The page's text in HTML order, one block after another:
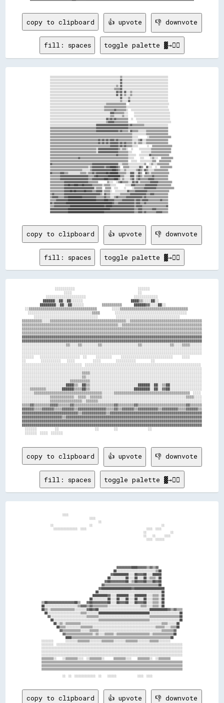
copy to clipboard 👍 upvote 👎 downvote
fill: spaces toggle palette ▓→✊🏽
░░░░░░░░░░░░░░░░░░░░░░░░░░░░░░░░░░░░░░░░░░░░░░░░░░░░░░░░░░░░░░░░░░░░░░▒▒░░░░░░░░░░░░░░░░░░░░░░░░░░░░░░░░░░░░░░░░░░░░░░
░░░░░░░░░░░░░░░░░░░░░░░░░░░░░░░░░░░░░░░░░░░░░░░░░░░░░░░░░░░░░░░░░░░░░░▓▓░░░░░░░░░░░░░░░░░░░░░░░░░░░░░░░░░░░░░░░░░░░░░░
░░░░░░░░░░░░░░░░░░░░░░░░░░░░░░░░░░░░░░░░░░░░░░░░░░░░░░░░░░░░░░░░░░░░░░▓▓░░░░░░░░░░░░░░░░░░░░░░░░░░░░░░░░░░░░░░░░░░░░░░
░░░░░░░░░░░░░░░░░░░░░░░░░░░░░░░░░░░░░░░░░░░░░░░░░░░░░░░░░░░░░░░░░░▒▒░░▓▓░░░░░░░░░░░░░░░░░░░░░░░░░░░░░░░░░░░░░░░░░░░░░░
░░░░░░░░░░░░░░░░░░░░░░░░░░░░░░░░░░░░░░░░░░░░░░░░░░░░░░░░░░░░░░░░▒▒▒▒▒▒▓▓░░░░░░░░░░░░░░░░░░░░░░░░░░░░░░░░░░░░░░░░░░░░░░
░░░░░░░░░░░░░░░░░░░░░░░░░░░░░░░░░░░░░░░░░░░░░░░░░░░░░░░░░░░░░░░░░░▓▓▒▒▓▓░░▓▓░░░░▒▒░░░░░░░░░░░░░░░░░░░░░░░░░░░░░░░░░░░░
░░░░░░░░░░░░░░░░░░░░░░░░░░░░░░░░░░░░░░░░░░░░░░░░░░░░░░░░░░░░░░░░░░▓▓░░▓▓░░▒▒░░░░▒▒░░░░░░░░░░░░░░░░░░░░░░░░░░░░░░░░░░░░
░░░░░░░░░░░░░░░░░░░░░░░░░░░░░░░░░░░░░░░░░░░░░░░░░░░░░░░░░░░░░░░░░░░░░░▓▓░░░░░░▒▒░░░░░░░░░░░░░░░░░░░░░░░░░░░░░░░░░░░░░░
░░░░░░░░░░░░░░░░░░░░░░░░░░░░░░░░░░░░░░░░░░░░░░░░░░░░░░░░░░░░░░░░░░░░░░▒▒░░░░░░▓▓░░░░░░░░░░░░░░░░░░░░░░░░░░░░░░░░░░░░░░
░░░░░░░░░░░░░░░░░░░░░░░░░░░░░░░░░░░░░░░░░░░░░░░░░░░░░░░░▒▒▒▒▒▒▒▒▒▒▒▒▒▒▒▒▒▒▒▒  ░░░░░░░░░░░░░░░░░░░░░░░░░░░░░░░░░░░░░░░░
░░░░░░░░░░░░░░░░░░░░░░░░░░░░░░░░░░░░░░░░░░░░░░░░░░░░░░▒▒▒▒▒▒▒▒▒▒▒▒▒▒▒▒▒▒▒▒▒▒░░░░░░░░░░░░░░░░░░░░░░░░░░░░░░░░░░░░░░░░░░
░░░░░░░░░░░░░░░░░░░░░░░░░░░░░░░░░░░░░░░░░░░░░░░░░░░░░░▒▒▒▒▒▒▒▒▒▒▓▓▒▒▒▒▒▒▒▒▒▒░░  ░░░░░░░░░░░░░░░░░░░░░░░░░░░░░░░░░░░░░░
░░░░░░░░░░░░░░░░░░░░░░░░░░░░░░░░░░░░░░░░░░░░░░░░░░░░░░░░░░░░▓▓▓▓▒▒▒▒▒▒▒▒▒▒░░░░    ░░░░░░░░░░░░░░░░░░░░░░░░░░░░░░░░░░░░
░░░░░░░░░░░░░░░░░░░░░░░░░░░░░░░░░░░░░░░░░░░░░░░░░░░░░░░░░░░░▒▒▒▒░░░░░░░░▒▒░░░░    ░░░░░░░░░░░░░░░░░░░░░░░░░░░░░░░░░░░░
░░░░░░░░░░░░░░░░░░░░░░░░░░░░░░░░░░░░░░░░░░░░░░░░░░░░░░░░▓▓▒▒▓▓▒▒▓▓▒▒▒▒▒▒▒▒▒▒▒▒  ░░  ░░░░░░░░░░░░░░░░░░░░░░░░░░░░░░░░░░
░░░░░░░░░░░░░░░░░░░░░░░░░░░░░░░░░░░░░░░░░░░░░░░░░░░░░░░░▒▒▓▓▓▓▓▓▒▒▒▒▒▒▒▒▒▒▒▒▒▒      ░░░░░░░░░░░░░░░░░░░░░░░░░░░░░░░░░░
░░░░░░░░░░░░░░░░░░░░░░░░░░░░░░░░░░░░░░░░░░░░░░▓▓▓▓▓▓▓▓▓▓▓▓▓▓▓▓▓▓▓▓▓▓▓▓▓▓▓▓▓▓▓▓▒▒▓▓▒▒▒▒▒▒▒▒▒▒▒▒░░░░░░░░░░░░░░░░░░░░░░░░
▒▒▒▒▒▒▒▒▒▒▒▒▒▒▒▒▒▒▒▒▒▒▒▒▒▒▒▒▒▒▒▒▒▒▒▒▒▒▒▒▒▒▒▒▒▒▓▓▓▓▓▓▓▓▓▓▓▓▓▓▓▓▓▓▓▓▓▓▓▓▓▓▓▓▓▓▓▓▒▒▒▒▒▒▒▒▒▒▒▒▒▒▒▒▒▒▒▒▒▒▒▒▒▒▒▒▒▒▒▒▒▒▒▒▒▒▒▒
▒▒▒▒▒▒▒▒▒▒▒▒▒▒▒▒▒▒▒▒▒▒▒▒▒▒▒▒▒▒▒▒▒▒▒▒▒▒▒▒▒▒▒▒▒▒▓▓▓▓▓▓▓▓▓▓▓▓▓▓▓▓▓▓▓▓▓▓▒▒▓▓▒▒▒▒▒▒░░▓▓▒▒▒▒▒▒░░░░░░░░▒▒▒▒▒▒▒▒▒▒▒▒▒▒▒▒▒▒▒▒▒▒
▒▒▒▒▒▒▒▒▒▒▒▒▒▒▒▒▒▒▒▒▒▒▒▒▒▒▒▒▒▒▒▒▒▒▒▒▒▒▒▒▒▒▒▒▒▒▒▒▒▒▒▒▒▒▒▒▒▒▒▒▒▒▒▒▒▒▒▒▒▒▒▒▒▒▒▒▒▒▒▒▒▒░░░░░░░░░░░░░░▒▒▒▒▒▒▒▒▒▒▒▒▒▒▒▒▒▒▒▒▒▒
▒▒▒▒▒▒▒▒▒▒▒▒▒▒▒▒▒▒▒▒▒▒▒▒▒▒▒▒▒▒▒▒▒▒▒▒▒▒▒▒▒▒▒▒▒▒▒▒▒▒▒▒▒▒▒▒▒▒▒▒▒▒▒▒▒▒▒▒▒▒▒▒▒▒▒▒▒▒▒▒▒▒░░░░░░      ░░▒▒▒▒▒▒▒▒▒▒▒▒▒▒▒▒▒▒▒▒▒▒
▒▒▒▒▒▒▒▒▒▒▒▒▒▒▒▒▒▒▒▒▒▒▒▒▒▒▒▒▒▒▒▒▒▒▒▒▒▒▒▒▒▒▒▒▒▒▒▒▓▓▒▒▓▓▒▒▓▓▒▒▓▓▓▓▒▒▓▓▒▒▒▒▒▒▒▒▒▒▒▒▒▒░░░░░░▒▒▓▓░░░░▒▒▒▒▒▒▒▒▒▒▒▒▒▒▒▒▒▒▒▒▒▒
▒▒▒▒▒▒▒▒▒▒▒▒▒▒▒▒▒▒▒▒▒▒▒▒▒▒▒▒▒▒▒▒▒▒▒▒▒▒▒▒▒▒▒▒▒▒▒▒▓▓▒▒▓▓▒▒▓▓▒▒▓▓▓▓▓▓▓▓▒▒▓▓▒▒▓▓▒▒▒▒▒▒░░▒▒░░▒▒▒▒░░░░▒▒▒▒▒▒▒▒▒▒▒▒▒▒▒▒▒▒▒▒▒▒
▒▒▒▒▒▒▒▒▒▒▒▒▒▒▒▒▒▒▒▒▒▒▒▒▒▒▒▒▒▒▒▒▒▒▒▒▒▒▒▒▒▒▒▒▒▒▒▒▒▒▒▒▒▒▒▒▒▒▒▒▓▓▓▓▓▓▓▓▒▒▓▓▒▒▓▓▒▒▒▒▒▒░░░░░░      ░░  ▒▒▒▒▒▒▒▒▒▒▒▒▒▒▒▒▒▒▒▒
▒▒▒▒▒▒▒▒▒▒▒▒▒▒▒▒▒▒▒▒▒▒▒▒▒▒▒▒▒▒▒▒▒▒▒▒▒▒▒▒▒▒▒▒▒▒░░▓▓▓▓▓▓▓▓▓▓▓▓▓▓▓▓▓▓▓▓▒▒░░▒▒▒▒░░  ░░    ░░░░░░░░░░░░▒▒▒▒▒▒▒▒▒▒▒▒▒▒▒▒▒▒▒▒
▒▒▒▒▒▒▒▒▒▒▒▒▒▒▒▒▒▒▒▒▒▒▒▒▒▒▒▒▒▒▒▒▒▒▒▒▒▒▒▒▒▒▒▒▒▒░░▓▓▓▓▓▓▓▓▓▓▓▓▓▓▓▓▓▓▓▓▒▒▒▒▒▒▒▒▒▒░░░░      ░░░░░░░░░░▒▒▒▒▒▒▒▒▒▒▒▒▒▒▒▒▒▒▒▒
▒▒▒▒▒▒▒▒▒▒▒▒▒▒▒▒▒▒▒▒▒▒▒▒▒▒▒▒▒▒▒▒▒▒▒▒▒▒▒▒▒▒▒▒▒▒▒▒▒▒▒▒▒▒▒▒▒▒▒▒▒▒▒▒▒▒▓▓▒▒▒▒▒▒▒▒▒▒░░░░░░░░  ░░░░░░░░░░▓▓▒▒▒▒▒▒▒▒▒▒▒▒▒▒▒▒▒▒
▒▒▒▒▒▒▒▒▒▒▒▒▒▒▒▒▒▒▒▒▒▒▒▒▒▒▒▒▓▓▒▒▒▒▒▒▒▒▒▒▒▒▒▒▒▒▒▒▒▒▒▒▒▒▒▒▒▒▒▒▒▒▒▒▒▒▒▒▒▒▒▒▒▒▒▒▒▒░░░░░░    ░░░░    ░░▒▒░░░░  ▒▒▒▒▒▒▒▒▒▒▒▒
▒▒▒▒▒▒▒▒▒▒▒▒▒▒▒▒▒▒▒▒▒▒▒▒▒▒▒▒▒▒▒▒▒▒▒▒▒▒▒▒▒▒▒▒▒▒▒▒▒▒▒▒▒▒▒▒▒▒▒▒▒▒▒▒▒▒▒▒▒▒▒▒▒▒▒▒▒▒  ░░░░░░  ░░░░░░░░░░░░▒▒▒▒  ▒▒▒▒▒▒▒▒▒▒▒▒
▓▓▒▒▒▒▒▒▒▒▒▒▒▒▒▒▒▒▒▒▒▒▒▒▒▒▒▒▒▒▒▒▒▒▒▒▒▒▒▒▒▒▓▓▓▓▓▓▓▓▓▓▓▓▓▓▓▓▓▓▓▓▓▓▓▓▓▓░░░░▒▒▒▒▒▒░░░░░░░░░░░░░░░░▒▒  ░░▒▒░░░░▒▒▒▒▒▒▒▒▒▒▒▒
▒▒▒▒▒▒▒▒▒▒▒▒▒▒▒▒▒▒▒▒▒▒▒▒▒▒▒▒▒▒▒▒▒▒▒▒▒▒░░▒▒▓▓▓▓▓▓▓▓▓▓▓▓▒▒▓▓▓▓██████▓▓▒▒  ▒▒▒▒▒▒░░░░░░░░░░▓▓▒▒  ▓▓░░░░  ░░  ▒▒▒▒▒▒▒▒▒▒▒▒
▒▒▒▒▒▒▒▒▒▒▒▒▒▒▒▒▒▒▒▒▒▒▒▒▒▒▒▒▒▒▒▒░░░░░░░░▒▒▓▓▓▓▓▓▓▓▓▓▓▓▓▓▓▓▓▓▓▓████▓▓▒▒░░░░▒▒░░░░░░░░░░▒▒▓▓▒▒░░▓▓▒▒░░░░░░▒▒▒▒▒▒▒▒▒▒▒▒▒▒
▓▓▒▒▒▒▒▒▒▒▓▓▓▓▒▒▒▒░░░░░░░░░░░░▒▒▒▒▒▒░░▒▒▒▒▓▓▒▒▓▓▓▓▓▓▓▓▓▓██▓▓████████▒▒▒▒▒▒▒▒░░░░▓▓▓▓░░░░▓▓▒▒  ▓▓▒▒░░▒▒▒▒▒▒▒▒▒▒▒▒▒▒▒▒▒▒
▒▒▒▒▒▒▒▒▒▒▓▓▓▓▓▓▓▓▓▓▓▓▓▓▓▓▓▓▓▓▓▓▓▓▓▓▓▓▒▒▒▒▒▒▓▓██▓▓▓▓▓▓▓▓▓▓████████████▒▒▒▒░░░░░░▓▓▓▓░░▒▒▓▓▒▒░░▒▒▒▒▒▒▒▒▓▓▒▒▒▒▒▒▒▒▒▒▒▒▒▒
▒▒▒▒▒▒▒▒▒▒▓▓▓▓▓▓▓▓▓▓▓▓▓▓▓▓▓▓▓▓▓▓▓▓▓▓▓▓▒▒▒▒▓▓▓▓▓▓▓▓▓▓▓▓████▓▓▓▓▓▓████▒▒░░▒▒░░░░░░▒▒▓▓░░▒▒▓▓▒▒▒▒▒▒▒▒▓▓▓▓▓▓▒▒▒▒▒▒▒▒▒▒▒▒▒▒
▒▒▒▒▒▒▒▒▒▒▒▒▒▒▓▓▓▓▓▓▓▓▓▓▓▓▓▓▓▓▓▓▓▓▓▓▓▓▒▒▒▒▒▒▒▒▒▒      ▒▒░░░░  ░░▒▒▓▓▒▒▒▒▒▒░░░░▓▓▒▒▓▓░░▒▒▒▒▒▒▒▒▒▒▓▓▓▓▓▓▓▓▒▒▒▒▒▒▒▒▒▒▒▒▒▒
▒▒▒▒▒▒▒▒▒▒▒▒▒▒▓▓▓▓██▓▓▓▓████▓▓▓▓██▓▓▓▓▓▓▓▓▒▒▒▒▒▒▒▒▒▒░░▒▒▒▒▒▒░░░░░░      ░░░░░░▓▓▓▓▒▒▒▒▒▒▒▒▒▒▓▓▓▓▓▓▓▓▓▓▓▓▒▒▒▒▒▒▒▒▒▒▒▒▒▒
▒▒▒▒▒▒▒▒▒▒▒▒▒▒▓▓▓▓▓▓▓▓▓▓▓▓▓▓▓▓▓▓▓▓▓▓▓▓▓▓▓▓▓▓░░▒▒▒▒▒▒  ▒▒▒▒▒▒  ░░░░    ░░    ░░▒▒▒▒▒▒▒▒▒▒▓▓▓▓▓▓▓▓▓▓▓▓▒▒▒▒▒▒▒▒▒▒▒▒▒▒▒▒▒▒
▒▒▒▒▒▒▒▒▒▒▒▒▒▒▓▓▓▓▓▓██▓▓██▓▓▓▓▓▓▓▓██▓▓▓▓▓▓▒▒▒▒▓▓▓▓▓▓░░▒▒▒▒▒▒░░  ░░░░░░░░░░░░▓▓▒▒▒▒▒▒▓▓▓▓▓▓▓▓▓▓▓▓▒▒▒▒▒▒▒▒▒▒▒▒▒▒▒▒▒▒▒▒▒▒
▒▒▓▓▒▒▒▒▒▒▒▒▒▒▓▓▓▓▓▓▓▓▓▓▓▓▓▓▓▓▓▓▓▓▓▓▓▓▓▓▓▓▓▓▓▓▓▓▓▓▒▒░░▓▓▒▒▒▒░░░░░░░░░░▒▒▒▒▒▒▒▒▒▒▓▓▓▓▓▓▓▓▓▓▓▓▓▓▓▓▒▒▒▒▓▓▓▓▒▒▒▒▒▒▒▒▒▒▒▒▒▒
▒▒▓▓▓▓▓▓▒▒▒▒▒▒▓▓▓▓██████████████▓▓▓▓▓▓▓▓▓▓▓▓▓▓▒▒▒▒▒▒▒▒▓▓▒▒▒▒░░░░▒▒▓▓▒▒▒▒▒▒▒▒▓▓▓▓▓▓▓▓▓▓▓▓▓▓▓▓▒▒▓▓▒▒▒▒▒▒▒▒▒▒▒▒▒▒▒▒▒▒▒▒▒▒
▒▒▒▒▒▒▓▓▓▓▓▓▓▓▓▓▓▓████████████████████████████▓▓▓▓▓▓▓▓████▓▓▓▓▓▓▒▒▒▒▒▒▒▒▓▓▓▓▓▓▓▓▓▓▓▓▒▒▓▓▓▓▒▒▓▓▓▓▓▓▒▒▒▒▒▒▒▒▒▒▒▒▓▓▒▒▒▒▒▒
▓▓▒▒▓▓▓▓▓▓▓▓▓▓▓▓██████████████████████████████████████████████▓▓▒▒▒▒▓▓▓▓▓▓▓▓▓▓▓▓▓▓▓▓▒▒▓▓▓▓▒▒▒▒▓▓▒▒▒▒▒▒▒▒▒▒▒▒▒▒▒▒▒▒▒▒▒▒
▒▒▒▒▓▓▓▓▓▓▓▓▓▓▓▓▓▓▓▓██████████████████████████████████▓▓██████▓▓▓▓▓▓▓▓▓▓▓▓▓▓▓▓▓▓▓▓▓▓▒▒▓▓▓▓▓▓▒▒▒▒▒▒▒▒▒▒▒▒▒▒▒▒▒▒▒▒▒▒▒▒▓▓
▓▓▓▓▓▓▓▓▓▓▓▓▓▓▓▓▓▓██████████████████████████████████████████▓▓▓▓▓▓▓▓▓▓▓▓▓▓▓▓▓▓▓▓▓▓▓▓▒▒▒▒▓▓▓▓▒▒▒▒▒▒▒▒▒▒▓▓▓▓▒▒▒▒▒▒▒▒▒▒▒▒
copy to clipboard 👍 upvote 👎 downvote
fill: spaces toggle palette ▓→✊🏽
                      ░░░░░░░░░░                                          ░░░░░░
                            ░░░░                                            ░░
                ░░░░░░░░░░░░░░░░░░░░                                ░░░░░░░░░░░░
              ██████░░██░░██░░░░░░                                ████▒▒░░░░██░░
            ████████░░██░░██░░░░░░            ▒▒▒▒▒▒▒▒▒▒        ██████▓▓░░░░██░░
  ░░▒▒▒▒▒▒▒▒▒▒▒▒▒▒▒▒▒▒▒▒▒▒▒▒▒▒▒▒▒▒▒▒▒▒          ░░░░▒▒▒▒▒▒▒▒▒▒▒▒▒▒▒▒▒▒▒▒▒▒▒▒▒▒▒▒▒▒▒▒▒▒
    ░░░░░░░░░░░░░░░░░░░░░░░░░░░░░░░░▒▒▒▒          ░░░░░░░░░░░░░░░░░░░░░░░░░░░░░░░░░░░░
        ░░░░░░░░░░░░░░░░░░░░░░░░░░░░░░░░            ░░░░░░░░░░░░░░░░░░░░░░░░░░░░░░░░
▒▒▒▒▒▒▒▒▒▒░░░░▒▒▒▒▒▒▒▒▒▒▒▒▒▒▒▒▒▒▒▒▒▒▒▒▒▒▒▒▒▒▒▒▒▒▒▒▒▒░░▒▒▒▒▒▒▒▒▒▒▒▒▒▒▒▒▒▒▒▒▒▒▒▒▒▒▒▒▒▒▒▒▒▒▒▒
▒▒▒▒▒▒▒▒▒▒▒▒▒▒▒▒▒▒▒▒▒▒▒▒▒▒▒▒▒▒▒▒▒▒▒▒▒▒▒▒▒▒▒▒▒▒▒▒░░▒▒▒▒▒▒▒▒▒▒▒▒▒▒▒▒▒▒▒▒▒▒▒▒▒▒▒▒▒▒▒▒▒▒▒▒▒▒▒▒
▒▒▒▒▒▒▒▒▒▒▒▒▒▒▒▒▒▒▒▒▒▒▒▒▒▒▒▒▒▒▒▒▒▒▒▒▒▒▒▒▒▒▒▒▒▒▒▒▒▒▒▒▒▒▒▒▒▒▒▒▒▒▒▒▒▒▒▒▒▒▒▒▒▒▒▒▒▒▒▒▒▒▒▒▒▒▒▒▒▒
▒▒▒▒▒▒▒▒▒▒▒▒▒▒▒▒▒▒▒▒▒▒▒▒▒▒▒▒▒▒▒▒▒▒▒▒▒▒▒▒▒▒▒▒▒▒▒▒▒▒▒▒▒▒▒▒▒▒▒▒▒▒▒▒▒▒▒▒▒▒▒▒▒▒▒▒▒▒▒▒▒▒▒▒▒▒▒▒▒▒
▓▓▓▓▓▓▓▓▓▓▓▓▓▓▓▓▓▓▓▓▓▓▓▓▓▓▓▓▓▓▓▓▓▓▓▓▓▓▓▓▓▓▓▓▓▓▓▓▓▓▓▓▓▓▓▓▓▓▓▓▓▓▓▓▓▓▓▓▓▓▓▓▓▓▓▓▓▓▓▓▓▓▓▓▓▓▓▓▓▓
▓▓▓▓▓▓▓▓▓▓▓▓▓▓▓▓▓▓▓▓▓▓▓▓▓▓▓▓▓▓▓▓▓▓▓▓▓▓▓▓▓▓▓▓▓▓▓▓▓▓▓▓▓▓▓▓▓▓▓▓▓▓▓▓▓▓▓▓▓▓▓▓▓▓▓▓▓▓▓▓▓▓▓▓▓▓▓▓▓▓
░░░░░░░░░░░░░░░░░░░░░░▒▒░░░░▒▒░░░░░░░░▒▒░░░░░░░░░░░░░░░░░░▒▒░░░░░░░░░░░░░░▒▒░░░░▒▒▒▒░░░░░░
░░░░░░░░░░░░░░░░░░░░░░░░░░░░░░░░░░░░░░░░░░░░░░░░░░░░░░░░░░░░░░░░░░░░░░░░░░░░░░░░░░░░░░░░░░
░░░░░░░░░░░░░░░░░░░░░░░░░░░░░░░░░░░░░░░░░░░░░░░░░░░░░░░░░░░░░░░░░░░░░░░░░░░░░░░░░░░░░░░░░░
░░░░░░    ░░░░░░░░░░░░░░░░░░░░  ░░      ░░░░░░░░      ░░░░░░░░░░░░░░░░░░░░░░░░░░      ░░░░
░░          ░░░░░░░░░░    ░░░░            ░░░░          ░░░░░░░░░░          ░░
░░░░░░░░░░░░░░░░░░░░░░░░░░░░░░  ░░░░░░░░░░░░░░░░░░░░░░░░░░░░░░░░░░░░░░░░░░░░░░░░░░░░░░░░░░
░░░░░░░░░░░░░░░░░░░░░░░░░░░░░░░░░░░░░░░░░░░░░░░░░░░░░░░░░░░░░░░░░░░░░░░░░░░░░░░░░░░░░░░░░░
░░░░░░░░░░░░░░░░░░░░░░░░░░░░░░▒▒▒▒░░░░░░░░░░░░░░░░░░░░░░░░░░░░░░░░░░░░░░░░░░░░░░░░░░░░░░░░
░░░░░░░░░░░░░░░░░░░░░░░░░░░░░░▒▒░░░░░░░░░░░░░░░░░░░░░░░░░░░░░░░░░░░░░░░░░░░░░░░░░░░░░░░░░░
░░░░░░░░░░░░░░░░░░░░░░░░▒▒▒▒▒▒▒▒▒▒░░░░░░░░░░░░░░░░░░░░░░░░░░░░░░░░░░░░░░░░░░░░░░░░░░░░░░░░
░░░░░░░░░░░░░░░░░░░░░░████▒▒░░██▒▒░░░░░░░░░░░░░░░░░░░░░░░░██████░░██░░▒▒██░░░░░░░░░░░░░░░░
░░░░▒▒▒▒▒▒▒▒░░░░░░░░██████▒▒▒▒██▒▒░░░░░░░░░░░░░░░░░░░░░░████████░░██░░▓▓██░░░░░░░░░░░░░░░░
░░░░░░▒▒▒▒▒▒▒▒▒▒▒▒▒▒▒▒▒▒▒▒▒▒▒▒▒▒▒▒▒▒▒▒▒▒░░░░░░▒▒▒▒▒▒▒▒▒▒▒▒▒▒▒▒▒▒▒▒▒▒▒▒▒▒▒▒▒▒▒▒▒▒▒▒▒▒  ░░░░
░░░░░░░░░░░░░░▒▒▒▒▒▒▒▒▒▒▒▒░░▒▒▒▒░░▒▒▒▒▒▒░░░░░░░░░░░░░░░░░░░░░░░░░░░░░░░░░░░░░░░░░░▒▒▒▒░░░░
░░░░░░░░░░░░░░▒▒▒▒▒▒▒▒▒▒▒▒▒▒▒▒░░▒▒▒▒▒▒░░░░░░░░░░░░░░░░░░░░░░░░░░░░░░░░░░░░░░░░░░░░░░░░░░░░
▒▒▒▒▓▓▒▒▒▒▒▒▒▒▓▓▓▓▒▒▒▒▒▒▓▓▒▒▒▒▒▒▒▒▒▒▒▒▒▒▒▒▒▒▒▒▓▓▒▒▒▒▒▒▒▒▓▓▒▒▒▒▒▒▒▒▒▒▒▒▒▒▒▒▒▒▒▒▒▒▒▒▓▓▒▒▒▒▒▒
▓▓▓▓▓▓▒▒▒▒▓▓▓▓▓▓▒▒▒▒▓▓▓▓▓▓▒▒▓▓▓▓▓▓▓▓▓▓▓▓▓▓▒▒▒▒▓▓▒▒▓▓▓▓▓▓▒▒▓▓▓▓▓▓▓▓▓▓▒▒▓▓▓▓▓▓▓▓▒▒▒▒▓▓▓▓▓▓▒▒
▓▓▓▓▓▓▓▓▓▓▓▓▓▓▓▓▓▓▓▓▓▓▓▓▓▓▓▓▒▒▓▓▓▓▓▓▓▓▓▓▓▓▒▒▓▓▓▓▓▓▓▓▓▓▓▓▓▓▓▓▓▓▓▓▓▓▓▓▓▓▓▓▓▓▓▓▓▓▓▓▓▓▓▓▓▓▓▓▓▓
▓▓▓▓▓▓▓▓▓▓▓▓▓▓▓▓▓▓▓▓▒▒▓▓▓▓▓▓▓▓▓▓▓▓▓▓▓▓▓▓▓▓▓▓▓▓▓▓▓▓▓▓▓▓▓▓▓▓▓▓▓▓▓▓▓▓▓▓▓▓▓▓▓▓▓▓▓▓▓▓▓▓▓▓▓▓▓▓▓▓
▓▓▓▓▓▓▓▓▓▓▓▓▓▓▓▓▓▓▓▓▓▓▓▓▓▓▓▓▓▓▓▓▓▓▓▓▓▓▓▓▓▓▓▓▓▓▓▓▓▓▓▓▓▓▓▓▓▓▓▓▓▓▓▓▓▓▓▓▓▓▓▓▓▓▓▓▓▓▓▓▓▓▓▓▓▓▓▓▓▓
▓▓▓▓▓▓▓▓▓▓▓▓▓▓▓▓▓▓▓▓▓▓▓▓▓▓▓▓▓▓▓▓▓▓▓▓▓▓▓▓▓▓▓▓▓▓▓▓▓▓▓▓▓▓▓▓▓▓▓▓▓▓▓▓▓▓▓▓▓▓▓▓▓▓▓▓▓▓▓▓▓▓▓▓▓▓▓▓▓▓
  ░░░░░░            ░░                        ░░          ░░                    ░░
copy to clipboard 👍 upvote 👎 downvote
fill: spaces toggle palette ▓→✊🏽
              ░░░░
                                ░░░░
                                      ░░
      ░░                        ░░                                              ░░
        ░░░░░░░░░░░░░░░░  ░░░░                                        ░░░░  ░░░░
                                                                    ░░                ░░
                                                                    ░░    ░░      ░░░░
                                                                      ░░░░  ░░░░░░
                                                  ▓▓▓▓▓▓▓▓▓▓████▓▓▓▓▓▓▒▒▓▓▒▒▓▓
                                                ██░░░░░░░░░░░░░░░░░░░░░░░░░░▒▒██
                                              ▓▓██████████░░░░██▓▓▓▓██░░░░██████
                                            ██░░░░░░░░░░██░░░░██░░░░██░░▒▒▒▒░░██
                                          ▓▓██▓▓▓▓▓▓▓▓▓▓██░░▒▒██▓▓▓▓██▒▒▒▒██▓▓██
                                        ▓▓▒▒▒▒▒▒▒▒▒▒▒▒▒▒▒▒▒▒▒▒▒▒▒▒▒▒▒▒▒▒▒▒▒▒▒▒██
                                      ▓▓████████████████████▓▓████████████████████
                                    ██░░░░░░░░░░░░░░░░░░░░░░░░░░░░░░░░░░░░░░░░░░██
                                  ██████████▓▓░░░░████████░░░░████████░░░░▒▒▒▒░░██
                                ██░░░░░░░░░░██░░░░██░░░░██░░░░██░░░░██░░░░▒▒▒▒░░██
▒▒██▓▓▓▓▓▓▓▓▓▓▓▓▓▓▓▓▓▓██▒▒    ▓▓██▓▓▓▓▓▓▓▓▓▓██░░░░██▓▓▓▓██░░░░██▓▓▓▓██░░░░▒▒▒▒░░██
██░░░░░░░░░░░░░░░░░░░░░░▒▒▓▓▓▓▒▒▓▓▒▒▒▒▒▒▒▒▒▒░░░░░░░░░░░░░░░░░░░░░░▒▒▒▒░░░░▒▒▒▒░░██
██▒▒░░▒▒▒▒▒▒▒▒▒▒▒▒▒▒▒▒░░░░░░░░▓▓██▓▓██░░░░░░░░░░░░░░░░░░░░░░░░░░░░░░░░░░████████████▓▓▒▒▓▓▒▒▒▒
  ██░░░░░░░░░░░░░░░░░░░░░░▒▒▒▒░░░░░░░░██████████████████████████████████░░░░░░░░░░░░░░░░░░░░██
    ▓▓░░░░░░░░░░░░░░░░░░░░░░░░▒▒▒▒▒▒▒▒░░░░░░░░░░░░░░░░░░░░░░░░░░░░░░░░░░▒▒▒▒▒▒▒▒▒▒▒▒▒▒▒▒▒▒▒▒██
      ██░░░░░░░░░░░░░░░░░░░░░░░░░░░░░░▒▒▒▒▒▒▒▒▒▒▒▒▒▒▒▒▒▒▒▒▒▒▒▒▒▒▒▒▒▒▒▒▒▒░░░░░░░░░░░░░░░░░░░░██
        ██░░▒▒░░▒▒▒▒▒▒▒▒▒▒░░░░░░░░░░░░░░░░░░░░░░░░░░░░░░░░░░░░░░░░░░░░░░░░░░░░░░▒▒▒▒░░░░░░██
          ██▒▒▒▒░░░░░░░░░░▒▒▒▒▒▒▒▒░░░░░░░░░░░░░░░░░░░░░░░░░░░░░░░░░░░░░░░░░░▒▒▒▒▒▒░░░░▒▒▒▒██
            ▓▓▒▒▒▒▒▒▒▒▒▒▒▒░░░░░░▒▒▒▒▒▒░░░░░░░░░░░░░░░░░░░░░░░░░░░░░░░░░░░░░░░░░░▒▒▒▒▒▒▒▒▓▓
              ▓▓▒▒▒▒▒▒▒▒▒▒▒▒▒▒▒▒▒▒░░▒▒░░░░▒▒▒▒▒▒░░▒▒▒▒▒▒▒▒▒▒▒▒▒▒▒▒▒▒▒▒▒▒░░▒▒▒▒▒▒▒▒▒▒▒▒▒▒██
                ████▒▒▒▒▒▒▒▒▒▒▒▒▒▒▒▒▒▒▒▒▒▒▒▒▒▒▒▒▒▒▒▒▒▒▒▒▒▒▒▒▒▒▒▒▒▒▒▒▒▒▒▒▒▒▒▒▒▒▒▒▒▒▒▒▒▒██
░░░░░░░░        ░░░░░░░░▒▒▒▒▒▒▒▒░░░░░░░░▒▒▒▒▒▒▒▒░░░░░░░░▒▒▒▒▒▒▒▒░░░░░░░░▒▒▒▒▒▒░░░░░░░░
░░░░░░░░  ░░░░░░░░░░░░░░░░░░░░░░░░░░░░░░░░░░░░░░░░░░░░░░░░░░░░░░░░░░░░░░░░░░░░░░░░░░░░░░░░░░░░
░░░░░░░░░░░░░░░░░░░░░░░░░░░░░░░░░░░░░░░░░░░░░░░░░░░░░░░░░░░░░░░░░░░░░░░░░░░░░░░░░░░░░░░░░░░░░░
░░░░░░░░░░░░░░░░░░░░░░░░░░░░░░░░░░░░░░░░░░░░░░░░░░░░░░░░░░░░░░░░░░░░░░░░░░░░░░░░░░░░░░░░░░░░░░
░░░░░░░░░░░░░░░░░░░░░░░░░░░░░░░░░░░░░░░░░░░░░░░░░░░░░░░░░░░░░░░░░░░░░░░░░░░░░░░░░░░░░░░░░░░░░░
▒▒▒▒▒▒▒▒░░    ░░▒▒▒▒▒▒▒▒░░░░  ░░▒▒▒▒▒▒▒▒░░      ▒▒▒▒▒▒▒▒░░░░    ▒▒▒▒▒▒▒▒░░  ░░▒▒▒▒▒▒▒▒
▒▒▒▒▒▒▒▒▒▒▒▒▒▒▒▒▒▒▒▒▒▒▒▒▒▒▒▒▒▒▒▒▒▒▒▒▒▒▒▒▒▒▒▒▒▒▒▒▒▒▒▒▒▒▒▒▒▒▒▒▒▒▒▒▒▒▒▒▒▒▒▒▒▒▒▒▒▒▒▒▒▒▒▒▒▒▒▒▒▒▒▒▒▒
▒▒▒▒▒▒▒▒▒▒▒▒▒▒▒▒▒▒▒▒▒▒▒▒▒▒▒▒▒▒▒▒▒▒▒▒▒▒▒▒▒▒▒▒▒▒▒▒▒▒▒▒▒▒▒▒▒▒▒▒▒▒▒▒▒▒▒▒▒▒▒▒▒▒▒▒▒▒▒▒▒▒▒▒▒▒▒▒▒▒▒▒▒▒
▒▒▒▒▒▒▒▒▒▒▒▒▒▒▒▒▒▒▒▒▒▒▒▒▒▒▒▒▒▒▒▒▒▒▒▒▒▒▒▒▒▒▒▒▒▒▒▒▒▒▒▒▒▒▒▒▒▒▒▒▒▒▒▒▒▒▒▒▒▒▒▒▒▒▒▒▒▒▒▒▒▒▒▒▒▒▒▒▒▒▒▒▒▒
copy to clipboard 👍 upvote 👎 downvote